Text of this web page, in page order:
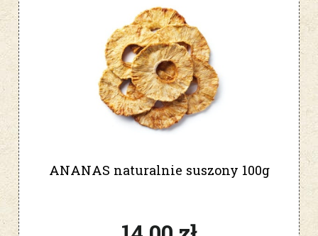
ANANAS naturalnie suszony 100g